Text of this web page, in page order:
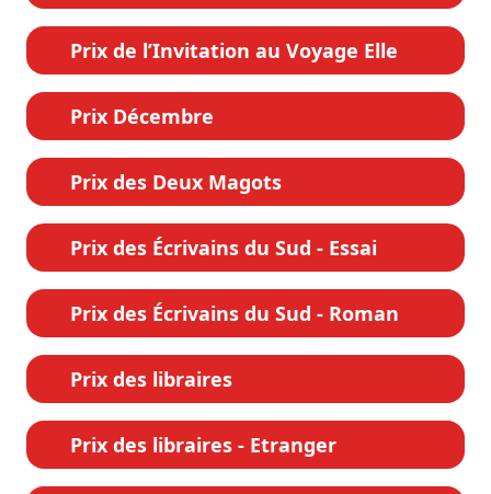
Prix de l’Invitation au Voyage Elle
Prix Décembre
Prix des Deux Magots
Prix des Écrivains du Sud - Essai
Prix des Écrivains du Sud - Roman
Prix des libraires
Prix des libraires - Etranger